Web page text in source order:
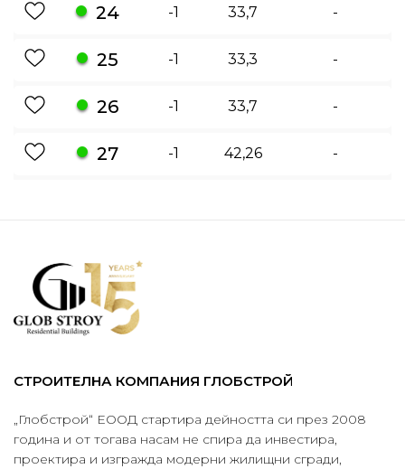
24 -1 33,7 -
25 -1 33,3 -
26 -1 33,7 -
27 -1 42,26 -
СТРОИТЕЛНА КОМПАНИЯ ГЛОБСТРОЙ
„Глобстрой“ ЕООД стартира дейността си през 2008
година и от тогава насам не спира да инвестира,
проектира и изгражда модерни жилищни сгради,